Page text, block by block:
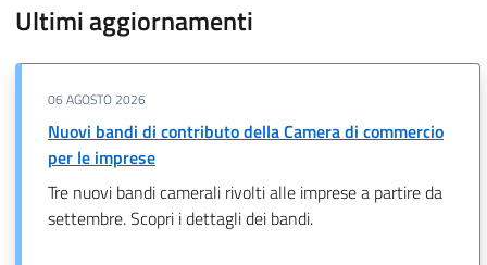
Ultimi aggiornamenti
06 AGOSTO 2026
Nuovi bandi di contributo della Camera di commercio
per le imprese
Tre nuovi bandi camerali rivolti alle imprese a partire da
settembre. Scopri i dettagli dei bandi.